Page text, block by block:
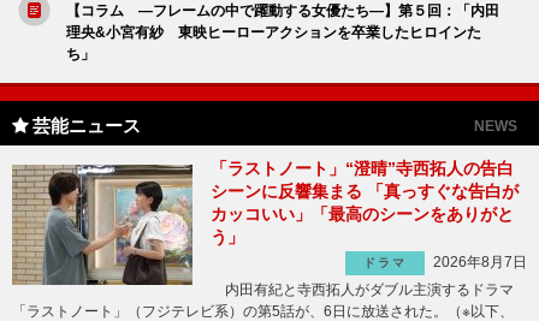
【コラム ―フレームの中で躍動する女優たち―】第５回：「内田
理央&小宮有紗 東映ヒーローアクションを卒業したヒロインた
ち」
芸能ニュース NEWS
「ラストノート」“澄晴”寺西拓人の告白
シーンに反響集まる 「真っすぐな告白が
カッコいい」「最高のシーンをありがと
う」
ドラマ
2026年8月7日
内田有紀と寺西拓人がダブル主演するドラマ
「ラストノート」（フジテレビ系）の第5話が、6日に放送された。（※以下、